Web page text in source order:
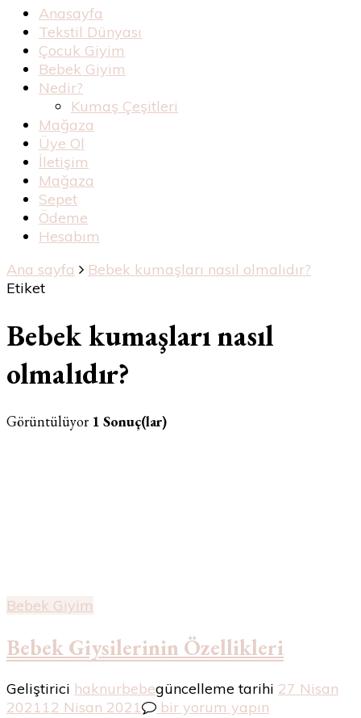
Haknur Bebe
Anasayfa
Tekstil Dünyası
Çocuk Giyim
Bebek Giyim
Nedir?
Kumaş Çeşitleri
Mağaza
Üye Ol
İletişim
Mağaza
Sepet
Ödeme
Hesabım
Ana sayfa
Bebek kumaşları nasıl olmalıdır?
Etiket
Bebek kumaşları nasıl
olmalıdır?
Görüntülüyor 1 Sonuç(lar)
Bebek Giyim
Bebek Giysilerinin Özellikleri
Geliştirici haknurbebegüncelleme tarihi 27 Nisan
202112 Nisan 2021
Bebek
bir yorum yapın